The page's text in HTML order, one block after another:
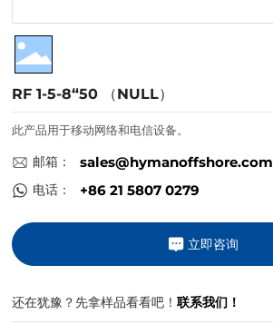
联系我们
RF 1-5-8“50 （NULL）
此产品用于移动网络和电信设备。
邮箱： sales@hymanoffshore.com
电话： +86 21 5807 0279
立即咨询
还在犹豫？先拿样品看看吧！联系我们！